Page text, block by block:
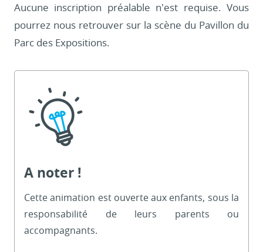
Aucune inscription préalable n’est requise. Vous
pourrez nous retrouver sur la scène du Pavillon du
Parc des Expositions.
A noter !
Cette animation est ouverte aux enfants, sous la
responsabilité de leurs parents ou
accompagnants.